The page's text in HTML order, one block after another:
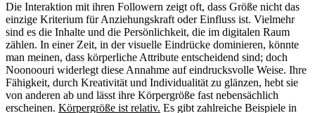
Die Interaktion mit ihren Followern zeigt oft, dass Größe nicht das
einzige Kriterium für Anziehungskraft oder Einfluss ist. Vielmehr
sind es die Inhalte und die Persönlichkeit, die im digitalen Raum
zählen. In einer Zeit, in der visuelle Eindrücke dominieren, könnte
man meinen, dass körperliche Attribute entscheidend sind; doch
Noonoouri widerlegt diese Annahme auf eindrucksvolle Weise. Ihre
Fähigkeit, durch Kreativität und Individualität zu glänzen, hebt sie
von anderen ab und lässt ihre Körpergröße fast nebensächlich
erscheinen. Körpergröße ist relativ. Es gibt zahlreiche Beispiele in